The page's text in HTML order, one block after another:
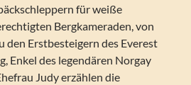
für weiße
Bergkameraden, von
den Erstbesteigern des Everest
Enkel des legendären Norgay
Judy erzählen die